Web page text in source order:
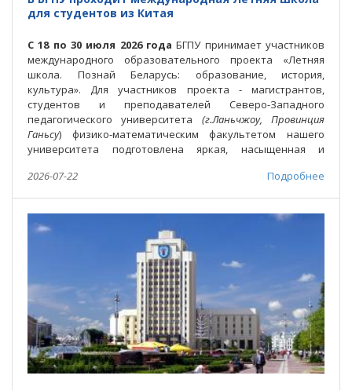
для студентов из Китая
С 18 по 30 июля 2026 года БГПУ принимает участников
международного образовательного проекта «Летняя
школа. Познай Беларусь: образование, история,
культура». Для участников проекта - магистрантов,
студентов и преподавателей Северо-Западного
педагогического университета (г.Ланьчжоу, Провинция
Ганьсу) физико-математическим факультетом нашего
университета подготовлена яркая, насыщенная и
2026-07-22
Подробнее